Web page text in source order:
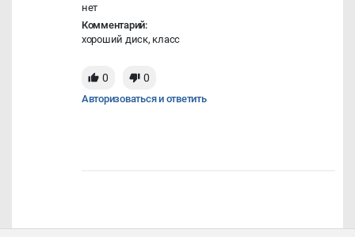
нет
Комментарий:
хороший диск, класс
0 0
Авторизоваться и ответить